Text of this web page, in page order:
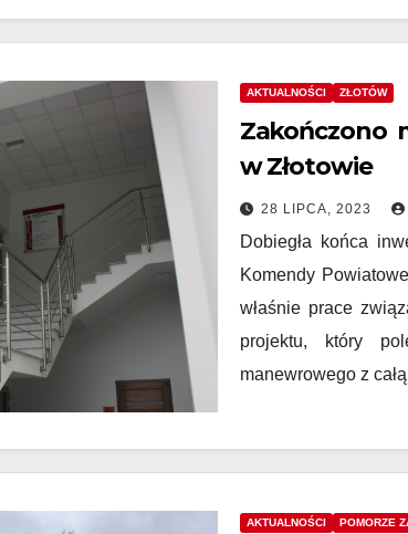
AKTUALNOŚCI ZŁOTÓW
Zakończono
w Złotowie
28 LIPCA, 2023
Dobiegła końca
Komendy
właśnie prace
projektu, który
manewrowego z
AKTUALNOŚCI POMORZE